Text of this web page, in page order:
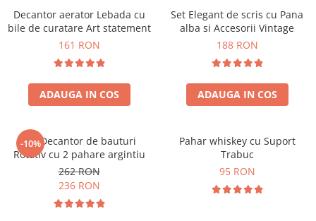
Decantor aerator Lebada cu
bile de curatare Art statement
161 RON
ADAUGA IN COS
Set Elegant de scris cu Pana
alba si Accesorii Vintage
188 RON
ADAUGA IN COS
-10%
Set Decantor de bauturi
Rotativ cu 2 pahare argintiu
262 RON
236 RON
Pahar whiskey cu Suport
Trabuc
95 RON